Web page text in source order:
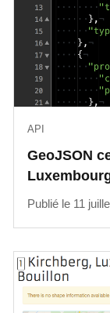
GeoJSON
API
Publié le 11